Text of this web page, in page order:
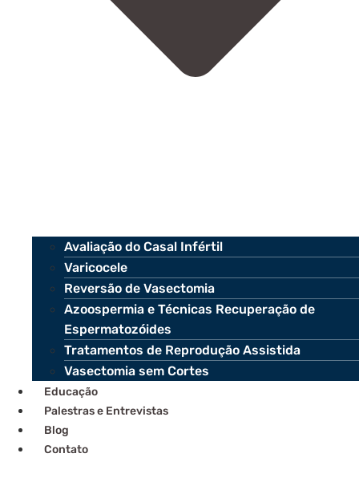
Avaliação do Casal Infértil
Varicocele
Reversão de Vasectomia
Azoospermia e Técnicas Recuperação de
Espermatozóides
Tratamentos de Reprodução Assistida
Vasectomia sem Cortes
Educação
Palestras e Entrevistas
Blog
Contato